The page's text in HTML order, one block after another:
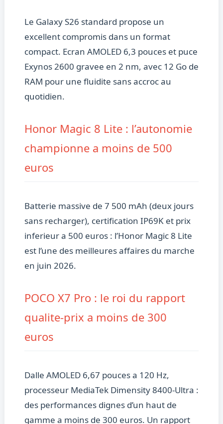
Le Galaxy S26 standard propose un
excellent compromis dans un format
compact. Ecran AMOLED 6,3 pouces et puce
Exynos 2600 gravee en 2 nm, avec 12 Go de
RAM pour une fluidite sans accroc au
quotidien.
Honor Magic 8 Lite : l’autonomie
championne a moins de 500
euros
Batterie massive de 7 500 mAh (deux jours
sans recharger), certification IP69K et prix
inferieur a 500 euros : l’Honor Magic 8 Lite
est l’une des meilleures affaires du marche
en juin 2026.
POCO X7 Pro : le roi du rapport
qualite-prix a moins de 300
euros
Dalle AMOLED 6,67 pouces a 120 Hz,
processeur MediaTek Dimensity 8400-Ultra :
des performances dignes d’un haut de
gamme a moins de 300 euros. Un rapport